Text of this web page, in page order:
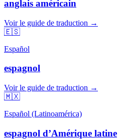
anglais américain
Voir le guide de traduction →
🇪🇸
Español
espagnol
Voir le guide de traduction →
🇲🇽
Español (Latinoamérica)
espagnol d’Amérique latine